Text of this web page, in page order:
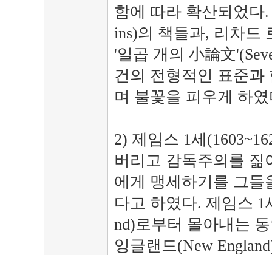
함에 따라 확산되었다
ins)의 책들과, 리차드
'일곱 개의 小論文
건의 전형적인 표준과
며 불꽃을 피우게 하
2) 제임스 1세
버리고 감독주의를 짊
에게 맹세하기를 그들
다고 하였다. 제임스 1
nd)로부터 몰아내는
잉글랜드(New